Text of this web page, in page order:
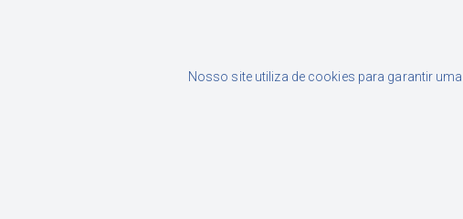
Nosso site utiliza de cookies para garantir
Formas de Pagamento